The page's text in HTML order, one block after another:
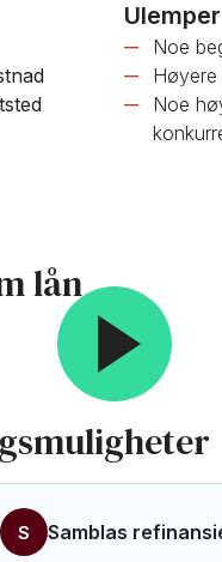
Ulemper
Noe
Noe
lån
S Samblas